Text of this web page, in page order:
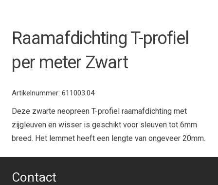
Raamafdichting T-profiel
per meter Zwart
Artikelnummer: 611003.04
Deze zwarte neopreen T-profiel raamafdichting met
zijgleuven en wisser is geschikt voor sleuven tot 6mm
breed. Het lemmet heeft een lengte van ongeveer 20mm.
Contact